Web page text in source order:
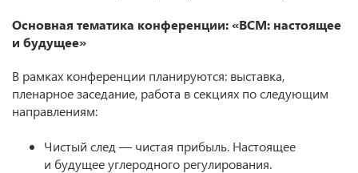
Основная тематика конференции: «ВСМ: настоящее
и будущее»
В рамках конференции планируются: выставка,
пленарное заседание, работа в секциях по следующим
направлениям:
Чистый след — чистая прибыль. Настоящее
и будущее углеродного регулирования.